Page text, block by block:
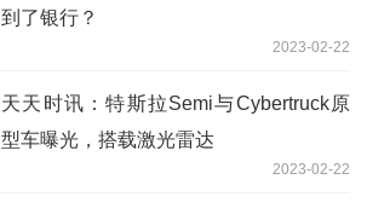
到了银行？
2023-02-22
天天时讯：特斯拉Semi与Cybertruck原
型车曝光，搭载激光雷达
2023-02-22